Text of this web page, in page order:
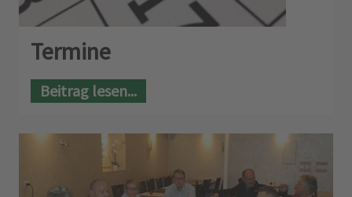
Termine
Beitrag lesen...